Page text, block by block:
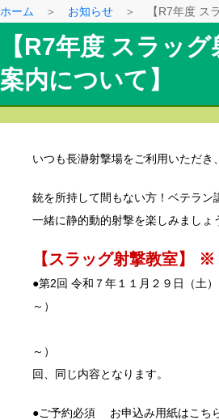
ホーム ＞ お知らせ ＞ 【R7年度 スラ
【R7年度 スラッ
案内について】
いつも長瀞射撃場をご利用いただき
銃を所持して間もない方！ベテラ
一緒に静的動的射撃を楽しみま
【スラッグ射撃教室】 ※
●第2回 令和７年１１月２９日（土
●第3回 令和８年 ３月
～
回、同じ内容となります。
●ご予約必須 お申込み用紙はこちら